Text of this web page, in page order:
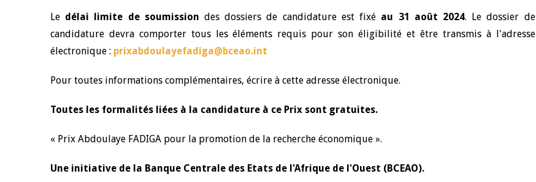
Le délai limite de soumission des dossiers de candidature est fixé au 31 août 2024. Le dossier de
candidature devra comporter tous les éléments requis pour son éligibilité et être transmis à l'adresse
électronique : prixabdoulayefadiga@bceao.int
Pour toutes informations complémentaires, écrire à cette adresse électronique.
Toutes les formalités liées à la candidature à ce Prix sont gratuites.
« Prix Abdoulaye FADIGA pour la promotion de la recherche économique ».
Une initiative de la Banque Centrale des Etats de l'Afrique de l'Ouest (BCEAO).